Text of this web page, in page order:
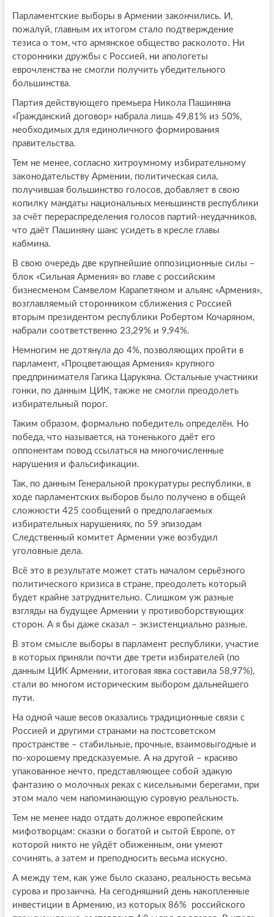
Парламентские выборы в Армении закончились. И,
пожалуй, главным их итогом стало подтверждение
тезиса о том, что армянское общество расколото. Ни
сторонники дружбы с Россией, ни апологеты
еврочленства не смогли получить убедительного
большинства.
Партия действующего премьера Никола Пашиняна
«Гражданский договор» набрала лишь 49,81% из 50%,
необходимых для единоличного формирования
правительства.
Тем не менее, согласно хитроумному избирательному
законодательству Армении, политическая сила,
получившая большинство голосов, добавляет в свою
копилку мандаты национальных меньшинств республики
за счёт перераспределения голосов партий-неудачников,
что даёт Пашиняну шанс усидеть в кресле главы
кабмина.
В свою очередь две крупнейшие оппозиционные силы –
блок «Сильная Армения» во главе с российским
бизнесменом Самвелом Карапетяном и альянс «Армения»,
возглавляемый сторонником сближения с Россией
вторым президентом республики Робертом Кочаряном,
набрали соответственно 23,29% и 9,94%.
Немногим не дотянула до 4%, позволяющих пройти в
парламент, «Процветающая Армения» крупного
предпринимателя Гагика Царукяна. Остальные участники
гонки, по данным ЦИК, также не смогли преодолеть
избирательный порог.
Таким образом, формально победитель определён. Но
победа, что называется, на тоненького даёт его
оппонентам повод ссылаться на многочисленные
нарушения и фальсификации.
Так, по данным Генеральной прокуратуры республики, в
ходе парламентских выборов было получено в общей
сложности 425 сообщений о предполагаемых
избирательных нарушениях, по 59 эпизодам
Следственный комитет Армении уже возбудил
уголовные дела.
Всё это в результате может стать началом серьёзного
политического кризиса в стране, преодолеть который
будет крайне затруднительно. Слишком уж разные
взгляды на будущее Армении у противоборствующих
сторон. А я бы даже сказал – экзистенциально разные.
В этом смысле выборы в парламент республики, участие
в которых приняли почти две трети избирателей (по
данным ЦИК Армении, итоговая явка составила 58,97%),
стали во многом историческим выбором дальнейшего
пути.
На одной чаше весов оказались традиционные связи с
Россией и другими странами на постсоветском
пространстве – стабильные, прочные, взаимовыгодные и
по-хорошему предсказуемые. А на другой – красиво
упакованное нечто, представляющее собой эдакую
фантазию о молочных реках с кисельными берегами, при
этом мало чем напоминающую суровую реальность.
Тем не менее надо отдать должное европейским
мифотворцам: сказки о богатой и сытой Европе, от
которой никто не уйдёт обиженным, они умеют
сочинять, а затем и преподносить весьма искусно.
А между тем, как уже было сказано, реальность весьма
сурова и прозаична. На сегодняшний день накопленные
инвестиции в Армению, из которых 86% российского